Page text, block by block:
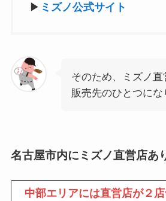
▶ ミズノ公式サイト
そのため、ミズノ
販売先のひとつにな
名古屋市内にミズノ直営店あ
中部エリアには直営店が２